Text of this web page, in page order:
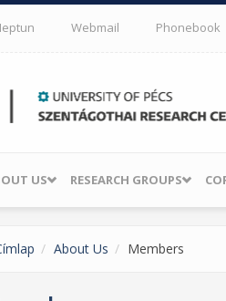
Webmail Phonebook
US RESEARCH GROUPS
About Us Members